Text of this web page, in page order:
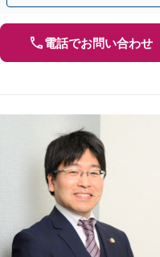
電話でお問い合わせ